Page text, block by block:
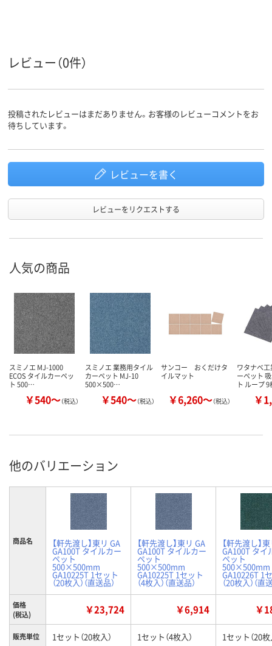
レビュー（0件）
投稿されたレビューはまだありません。お客様のレビューコメントをお
待ちしています。
レビューを書く
レビューをリクエストする
人気の商品
スミノエ MJ-1000
ECOS タイルカーペッ
ト 500…
￥540～（税込）
スミノエ 業務用タイル
カーペット MJ-10
500×500…
￥540～（税込）
サンコー おくだけタ
イルマット
￥6,260～（税込）
ワタナベ
ーペット
ト ループ
￥
他のバリエーション
商品名 【軒先渡し】東リ GA
GA100T タイルカー
ペット
500×500mm
GA10225T 1セット
（20枚入）（直送品）
【軒先渡し】東リ GA
GA100T タイルカー
ペット
500×500mm
GA10225T 1セット
（4枚入）（直送品）
【軒先渡し】
GA100T タイ
ペット
500×500mm
GA10226T 1
（20枚入）（直
価格
(税込)
￥23,724 ￥6,914 ￥
販売単位 1セット（20枚入） 1セット（4枚入） 1セット（20枚